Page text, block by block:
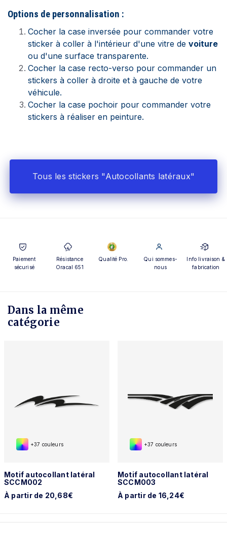
Options de personnalisation :
Cocher la case inversée pour commander votre
sticker à coller à l'intérieur d'une vitre de voiture
ou d'une surface transparente.
Cocher la case recto-verso pour commander un
stickers à coller à droite et à gauche de votre
véhicule.
Cocher la case pochoir pour commander votre
stickers à réaliser en peinture.
Tous les stickers "Autocollants latéraux"
Paiement
sécurisé
Résistance
Oracal 651
Qualité Pro.
Qui sommes-
nous
Info livraison &
fabrication
Dans la même
catégorie
+37 couleurs
Motif autocollant latéral
SCCM002
À partir de 20,68€
+37 couleurs
Motif autocollant latéral
SCCM003
À partir de 16,24€